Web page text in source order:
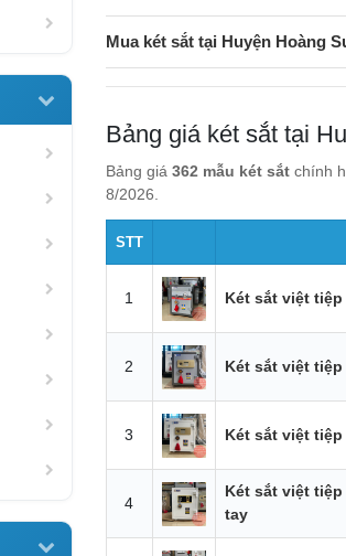
Mua két sắt tại Huyện Hoàng
Bảng giá két sắt tại
Bảng giá 362 mẫu két sắtchính
8/2026.
STT
1 Két sắt việt
2 Két sắt việt
3 Két sắt việt
4
Két sắt việt tiệp
tay